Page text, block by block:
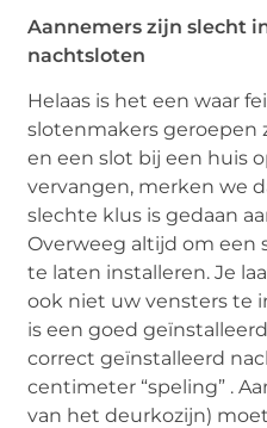
Aannemers zijn slecht
nachtsloten
Helaas is het een waar
slotenmakers geroepen
en een slot bij een huis
vervangen, merken we
slechte klus is gedaan
Overweeg altijd om een
te laten installeren. Je
ook niet uw vensters te
is een goed
correct geïnstalleerd
centimeter “speling” .
van het deurkozijn)